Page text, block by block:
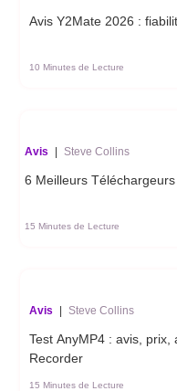
Avis Y2Mate 2026 :
10 Minutes de Lecture
Avis Steve Collins
6 Meilleurs
15 Minutes de Lecture
Avis Steve Collins
Test AnyMP4 : avis,
Recorder
15 Minutes de Lecture